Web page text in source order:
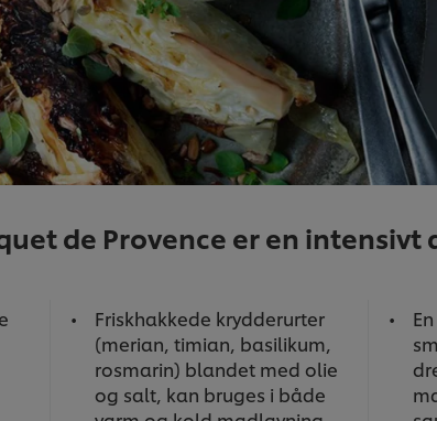
de Provence er en
Friskhakkede krydderurter
(merian, timian, basilikum,
rosmarin) blandet med olie
og salt, kan bruges i både